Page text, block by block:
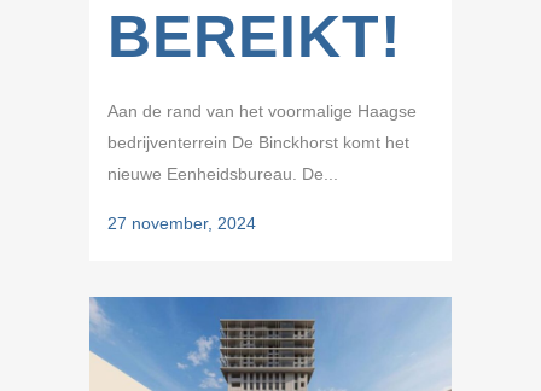
BEREIKT!
Aan de rand van het voormalige Haagse
bedrijventerrein De Binckhorst komt het
nieuwe Eenheidsbureau. De...
27 november, 2024